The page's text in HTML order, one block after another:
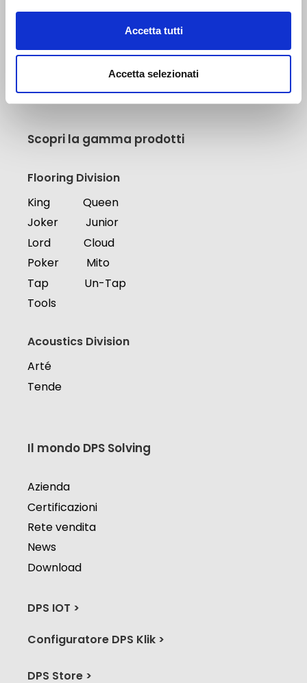
Accetta tutti
Accetta selezionati
Tel. +39 0442 412042
Scopri la gamma prodotti
Flooring Division
King
Queen
Joker
Junior
Lord
Cloud
Poker
Mito
Tap
Un-Tap
Tools
Acoustics Division
Arté
Tende
Il mondo DPS Solving
Azienda
Certificazioni
Rete vendita
News
Download
DPS IOT >
Configuratore DPS Klik >
DPS Store >